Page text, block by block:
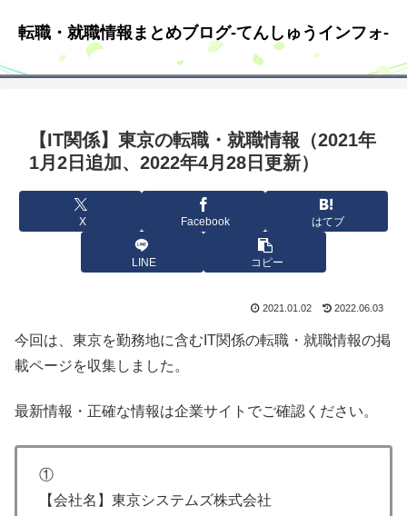
転職・就職情報まとめブログ-てんしゅうインフォ-
【IT関係】東京の転職・就職情報（2021年
1月2日追加、2022年4月28日更新）
X Facebook はてブ
LINE コピー
2021.01.02 2022.06.03
今回は、東京を勤務地に含むIT関係の転職・就職情報の掲
載ページを収集しました。
最新情報・正確な情報は企業サイトでご確認ください。
①
【会社名】東京システムズ株式会社